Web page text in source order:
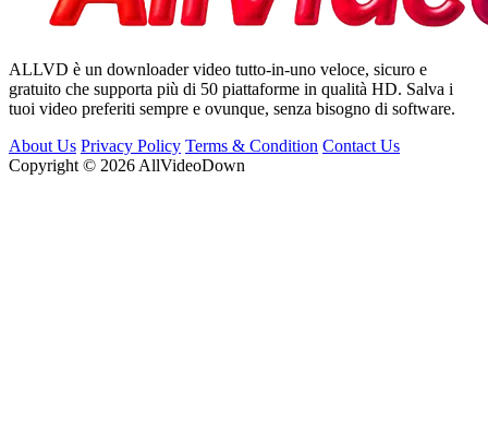
ALLVD è un downloader video tutto-in-uno veloce, sicuro e
gratuito che supporta più di 50 piattaforme in qualità HD. Salva i
tuoi video preferiti sempre e ovunque, senza bisogno di software.
About Us Privacy Policy Terms & Condition Contact Us
Copyright © 2026 AllVideoDown